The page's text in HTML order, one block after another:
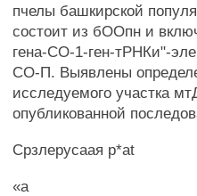
пчелы башкирской
состоит из бООпн и
гена-СО-1-ген-тРНКи"-
СО-П. Выявлены
исследуемого участка
опубликованной
Срзлерусаая p*at
«a